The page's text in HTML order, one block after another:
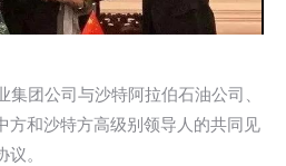
团公司与沙特阿拉伯石油公司、
方和沙特方高级别领导人的共同见
。